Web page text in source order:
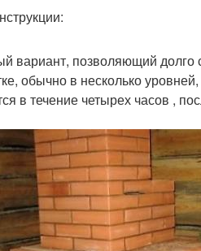
вариант, позволяющий долго
обычно в несколько
в течение четырех часов ,